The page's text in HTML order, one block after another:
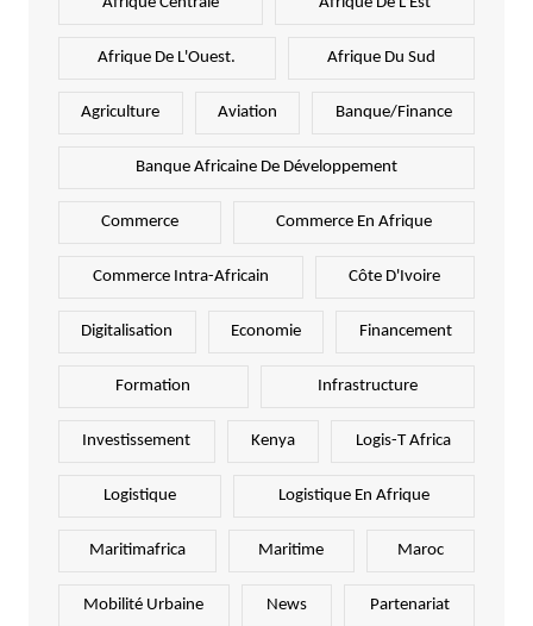
Afrique De L'Ouest. Afrique Du Sud
Agriculture Aviation Banque/Finance
Banque Africaine De Développement
Commerce Commerce En Afrique
Commerce Intra-Africain Côte D'Ivoire
Digitalisation Economie Financement
Formation Infrastructure
Investissement Kenya Logis-T Africa
Logistique Logistique En Afrique
Maritimafrica Maritime Maroc
Mobilité Urbaine News Partenariat